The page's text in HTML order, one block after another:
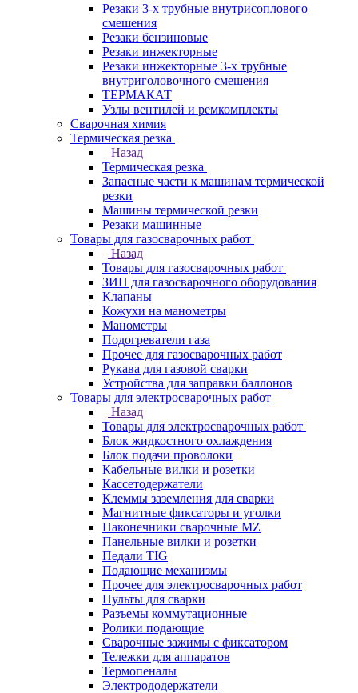
Резаки 3-х трубные внутрисоплового
смешения
Резаки бензиновые
Резаки инжекторные
Резаки инжекторные 3-х трубные
внутриголовочного смешения
ТЕРМАКАТ
Узлы вентилей и ремкомплекты
Сварочная химия
Термическая резка
Назад
Термическая резка
Запасные части к машинам термической
резки
Машины термической резки
Резаки машинные
Товары для газосварочных работ
Назад
Товары для газосварочных работ
ЗИП для газосварочного оборудования
Клапаны
Кожухи на манометры
Манометры
Подогреватели газа
Прочее для газосварочных работ
Рукава для газовой сварки
Устройства для заправки баллонов
Товары для электросварочных работ
Назад
Товары для электросварочных работ
Блок жидкостного охлаждения
Блок подачи проволоки
Кабельные вилки и розетки
Кассетодержатели
Клеммы заземления для сварки
Магнитные фиксаторы и уголки
Наконечники сварочные MZ
Панельные вилки и розетки
Педали TIG
Подающие механизмы
Прочее для электросварочных работ
Пульты для сварки
Разъемы коммутационные
Ролики подающие
Сварочные зажимы с фиксатором
Тележки для аппаратов
Термопеналы
Электрододержатели